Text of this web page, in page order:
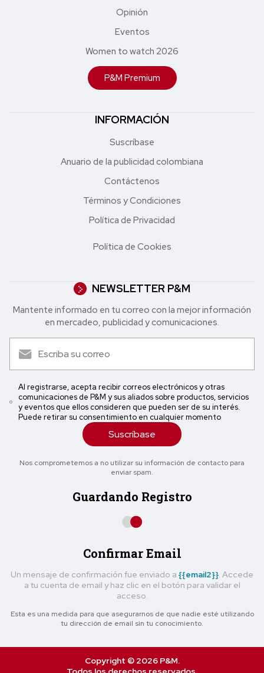
Opinión
Eventos
Women to watch 2026
P&M Premium
INFORMACIÓN
Suscríbase
Anuario de la publicidad colombiana
Contáctenos
Términos y Condiciones
Política de Privacidad
Política de Cookies
NEWSLETTER P&M
Mantente informado en tu correo con la mejor in formación
en mercadeo, publicidad y comunicaciones.
Al registrarse, acepta recibir correos electrónicos y otras
comunicaciones de P&M y sus aliados sobre productos, servicios
y eventos que ellos consideren que pueden ser de su interés.
Puede retirar su consentimiento en cualquier momento
Suscríbase
Nos comprometemos a no utilizar su información de contacto para
enviar spam.
Guardando Registro
Confirmar Email
Un mensaje de confirmación fue enviado a {{email2}}. Accede
a tu cuenta de email y haz clic en el botón para validar el
acceso.
Esta es una medida para que asegurarnos de que nadie esté utilizando
tu dirección de email sin tu conocimiento.
Copyright © 2026 P&M.